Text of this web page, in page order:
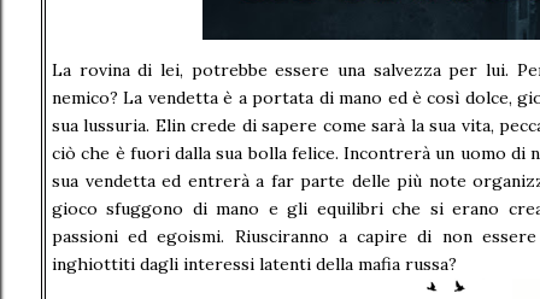
La rovina di lei, potrebbe essere una salvezza per lui.
nemico? La vendetta è a portata di mano ed è così dolce,
sua lussuria. Elin crede di sapere come sarà la sua vita,
ciò che è fuori dalla sua bolla felice. Incontrerà un uomo di
sua vendetta ed entrerà a far parte delle più note
gioco sfuggono di mano e gli equilibri che si erano
passioni ed egoismi. Riusciranno a capire di non
inghiottiti dagli interessi latenti della mafia russa?